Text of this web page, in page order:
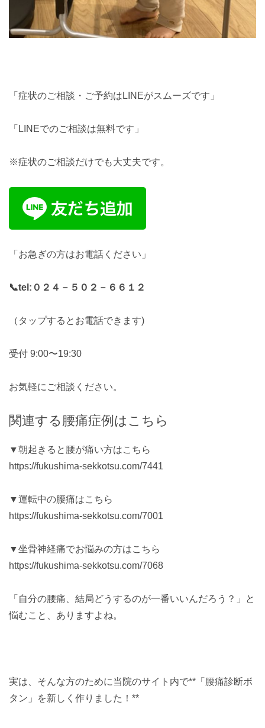
「症状のご相談・ご予約はLINEがスムーズです」
「LINEでのご相談は無料です」
※症状のご相談だけでも大丈夫です。
「お急ぎの方はお電話ください」
📞tel: ０２４－５０２－６６１２
（タップするとお電話できます)
受付 9:00〜19:30
お気軽にご相談ください。
関連する腰痛症例はこちら
▼朝起きると腰が痛い方はこちら
https://fukushima-sekkotsu.com/7441
▼運転中の腰痛はこちら
https://fukushima-sekkotsu.com/7001
▼坐骨神経痛でお悩みの方はこちら
https://fukushima-sekkotsu.com/7068
「自分の腰痛、結局どうするのが一番いいんだろう？」と
悩むこと、ありますよね。
実は、そんな方のために当院のサイト内で**「腰痛診断ボ
タン」を新しく作りました！**